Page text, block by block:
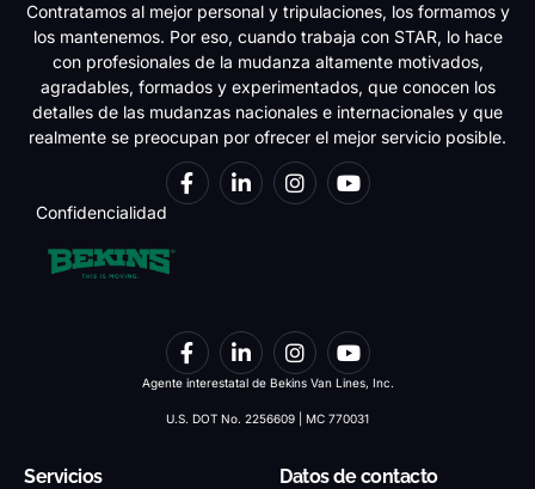
Contratamos al mejor personal y tripulaciones, los formamos y
los mantenemos. Por eso, cuando trabaja con STAR, lo hace
con profesionales de la mudanza altamente motivados,
agradables, formados y experimentados, que conocen los
detalles de las mudanzas nacionales e internacionales y que
realmente se preocupan por ofrecer el mejor servicio posible.
Confidencialidad
Agente interestatal de Bekins Van Lines, Inc.
U.S. DOT No. 2256609 | MC 770031
Servicios Datos de contacto